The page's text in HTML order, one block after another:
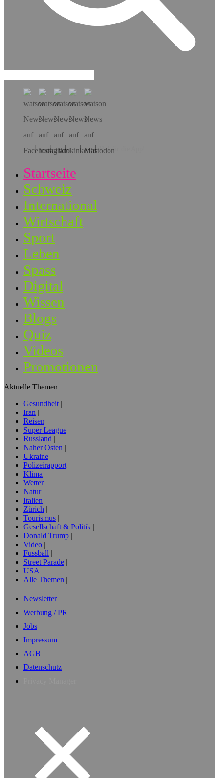
Hol dir die App!
Startseite
Schweiz
International
Wirtschaft
Sport
Leben
Spass
Digital
Wissen
Blogs
Quiz
Videos
Promotionen
Aktuelle Themen
Gesundheit
Iran
Reisen
Super League
Russland
Naher Osten
Ukraine
Polizeirapport
Klima
Wetter
Natur
Italien
Zürich
Tourismus
Gesellschaft & Politik
Donald Trump
Video
Fussball
Street Parade
USA
Alle Themen
Newsletter
Werbung / PR
Jobs
Impressum
AGB
Datenschutz